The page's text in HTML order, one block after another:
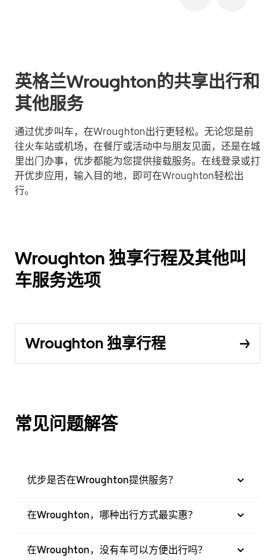
英格兰Wroughton的共享出行和
其他服务
通过优步叫车，在Wroughton出行更轻松。无论您是前
往火车站或机场，在餐厅或活动中与朋友见面，还是在城
里出门办事，优步都能为您提供接载服务。在线登录或打
开优步应用，输入目的地，即可在Wroughton轻松出
行。
Wroughton 独享行程及其他叫
车服务选项
Wroughton 独享行程
常见问题解答
优步是否在Wroughton提供服务？
在Wroughton，哪种出行方式最实惠？
在Wroughton，没有车可以方便出行吗？